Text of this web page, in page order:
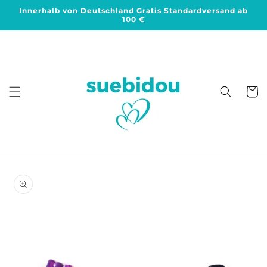
zum
Innerhalb von Deutschland Gratis Standardversand ab
100 €